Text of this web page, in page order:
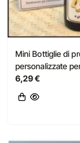
Mini Bottiglie di
personalizzate
6,29 €